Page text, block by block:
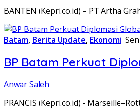
BANTEN (Kepri.co.id) – PT Artha
Batam, Berita Update, Ekonomi
BP Batam Perkuat
Anwar Saleh
PRANCIS (Kepri.co.id) -